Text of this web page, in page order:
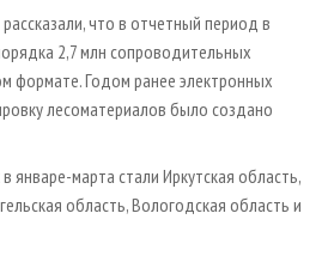
что в отчетный период в
2,7 млн сопроводительных
формате. Годом ранее электронных
лесоматериалов было создано
январе-марта стали Иркутская область,
область, Вологодская область и